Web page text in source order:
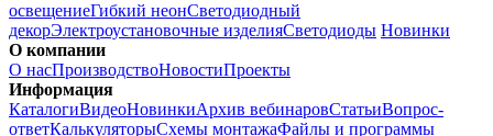
освещениеГибкий неонСветодиодный
декорЭлектроустановочные изделияСветодиоды Новинки
О компании
О насПроизводствоНовостиПроекты
Информация
КаталогиВидеоНовинкиАрхив вебинаровСтатьиВопрос-
ответКалькуляторыСхемы монтажаФайлы и программы